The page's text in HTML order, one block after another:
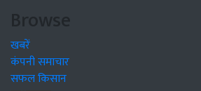
Browse
खबरें
कंपनी समाचार
सफल किसान